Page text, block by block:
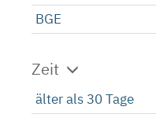
BGE
Zeit
älter als 30 Tage